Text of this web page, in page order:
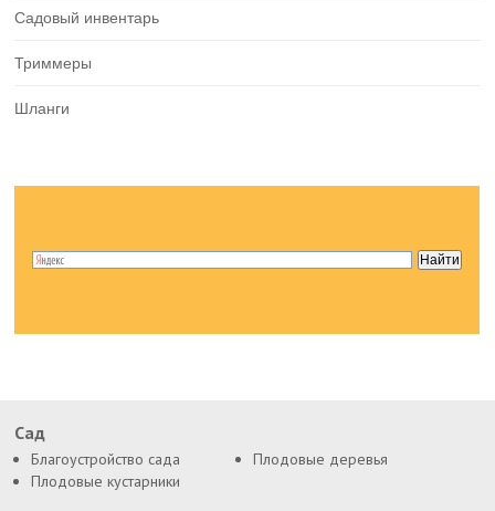
Садовый инвентарь
Триммеры
Шланги
Сад
Благоустройство сада
Плодовые деревья
Плодовые кустарники